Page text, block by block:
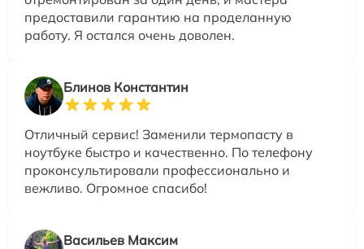
предоставили гарантию на проделанную
работу. Я остался очень доволен.
Блинов Константин
Отличный сервис! Заменили термопасту в
ноутбуке быстро и качественно. По телефону
проконсультировали профессионально и
вежливо. Огромное спасибо!
Васильев Максим